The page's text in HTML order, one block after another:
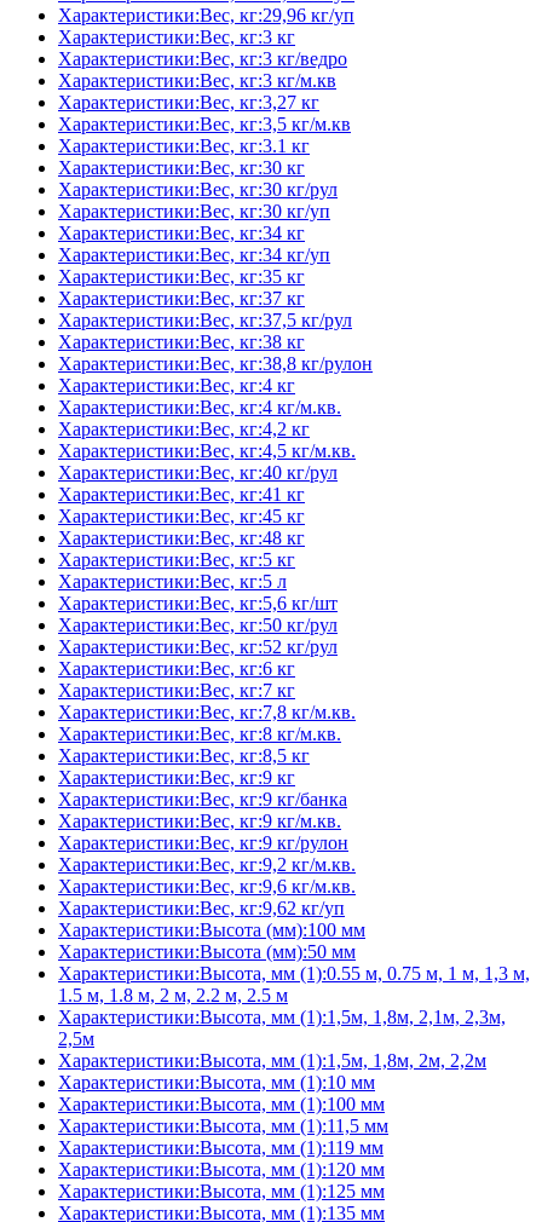
Характеристики:Вес, кг:29,96 кг/уп
Характеристики:Вес, кг:3 кг
Характеристики:Вес, кг:3 кг/ведро
Характеристики:Вес, кг:3 кг/м.кв
Характеристики:Вес, кг:3,27 кг
Характеристики:Вес, кг:3,5 кг/м.кв
Характеристики:Вес, кг:3.1 кг
Характеристики:Вес, кг:30 кг
Характеристики:Вес, кг:30 кг/рул
Характеристики:Вес, кг:30 кг/уп
Характеристики:Вес, кг:34 кг
Характеристики:Вес, кг:34 кг/уп
Характеристики:Вес, кг:35 кг
Характеристики:Вес, кг:37 кг
Характеристики:Вес, кг:37,5 кг/рул
Характеристики:Вес, кг:38 кг
Характеристики:Вес, кг:38,8 кг/рулон
Характеристики:Вес, кг:4 кг
Характеристики:Вес, кг:4 кг/м.кв.
Характеристики:Вес, кг:4,2 кг
Характеристики:Вес, кг:4,5 кг/м.кв.
Характеристики:Вес, кг:40 кг/рул
Характеристики:Вес, кг:41 кг
Характеристики:Вес, кг:45 кг
Характеристики:Вес, кг:48 кг
Характеристики:Вес, кг:5 кг
Характеристики:Вес, кг:5 л
Характеристики:Вес, кг:5,6 кг/шт
Характеристики:Вес, кг:50 кг/рул
Характеристики:Вес, кг:52 кг/рул
Характеристики:Вес, кг:6 кг
Характеристики:Вес, кг:7 кг
Характеристики:Вес, кг:7,8 кг/м.кв.
Характеристики:Вес, кг:8 кг/м.кв.
Характеристики:Вес, кг:8,5 кг
Характеристики:Вес, кг:9 кг
Характеристики:Вес, кг:9 кг/банка
Характеристики:Вес, кг:9 кг/м.кв.
Характеристики:Вес, кг:9 кг/рулон
Характеристики:Вес, кг:9,2 кг/м.кв.
Характеристики:Вес, кг:9,6 кг/м.кв.
Характеристики:Вес, кг:9,62 кг/уп
Характеристики:Высота (мм):100 мм
Характеристики:Высота (мм):50 мм
Характеристики:Высота, мм (1):0.55 м, 0.75 м, 1 м, 1,3 м,
1.5 м, 1.8 м, 2 м, 2.2 м, 2.5 м
Характеристики:Высота, мм (1):1,5м, 1,8м, 2,1м, 2,3м,
2,5м
Характеристики:Высота, мм (1):1,5м, 1,8м, 2м, 2,2м
Характеристики:Высота, мм (1):10 мм
Характеристики:Высота, мм (1):100 мм
Характеристики:Высота, мм (1):11,5 мм
Характеристики:Высота, мм (1):119 мм
Характеристики:Высота, мм (1):120 мм
Характеристики:Высота, мм (1):125 мм
Характеристики:Высота, мм (1):135 мм